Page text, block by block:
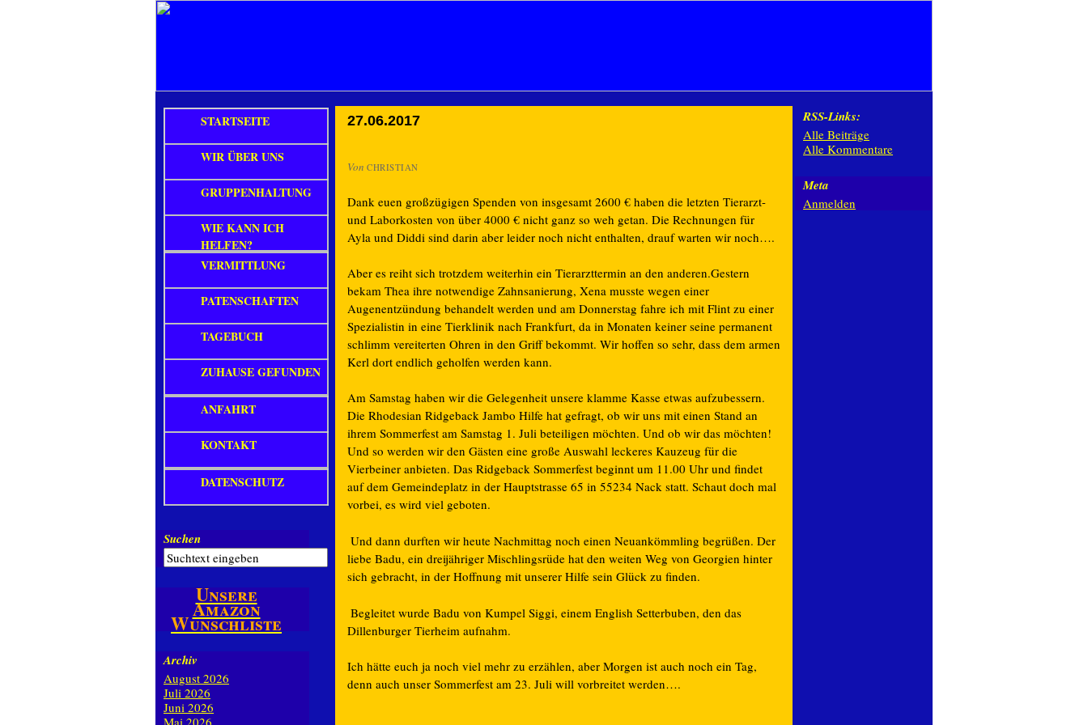
27.06.2017
Von CHRISTIAN
Dank euen großzügigen Spenden von insgesamt 2600 € haben die letzten Tierarzt-
und Laborkosten von über 4000 € nicht ganz so weh getan. Die Rechnungen für
Ayla und Diddi sind darin aber leider noch nicht enthalten, drauf warten wir noch….
Aber es reiht sich trotzdem weiterhin ein Tierarzttermin an den anderen.Gestern
bekam Thea ihre notwendige Zahnsanierung, Xena musste wegen einer
Augenentzündung behandelt werden und am Donnerstag fahre ich mit Flint zu einer
Spezialistin in eine Tierklinik nach Frankfurt, da in Monaten keiner seine permanent
schlimm vereiterten Ohren in den Griff bekommt. Wir hoffen so sehr, dass dem armen
Kerl dort endlich geholfen werden kann.
Am Samstag haben wir die Gelegenheit unsere klamme Kasse etwas aufzubessern.
Die Rhodesian Ridgeback Jambo Hilfe hat gefragt, ob wir uns mit einen Stand an
ihrem Sommerfest am Samstag 1. Juli beteiligen möchten. Und ob wir das möchten!
Und so werden wir den Gästen eine große Auswahl leckeres Kauzeug für die
Vierbeiner anbieten. Das Ridgeback Sommerfest beginnt um 11.00 Uhr und findet
auf dem Gemeindeplatz in der Hauptstrasse 65 in 55234 Nack statt. Schaut doch mal
vorbei, es wird viel geboten.
Und dann durften wir heute Nachmittag noch einen Neuankömmling begrüßen. Der
liebe Badu, ein dreijähriger Mischlingsrüde hat den weiten Weg von Georgien hinter
sich gebracht, in der Hoffnung mit unserer Hilfe sein Glück zu finden.
Begleitet wurde Badu von Kumpel Siggi, einem English Setterbuben, den das
Dillenburger Tierheim aufnahm.
Ich hätte euch ja noch viel mehr zu erzählen, aber Morgen ist auch noch ein Tag,
denn auch unser Sommerfest am 23. Juli will vorbreitet werden….
STARTSEITE
WIR ÜBER UNS
GRUPPENHALTUNG
WIE KANN ICH
HELFEN?
VERMITTLUNG
PATENSCHAFTEN
TAGEBUCH
ZUHAUSE GEFUNDEN
ANFAHRT
KONTAKT
DATENSCHUTZ
Suchen
Unsere
Amazon
Wunschliste
Archiv
August 2026
Juli 2026
Juni 2026
Mai 2026
RSS-Links:
Alle Beiträge
Alle Kommentare
Meta
Anmelden